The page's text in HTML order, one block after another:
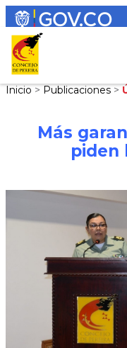
Inicio > Publicaciones >
Más
piden